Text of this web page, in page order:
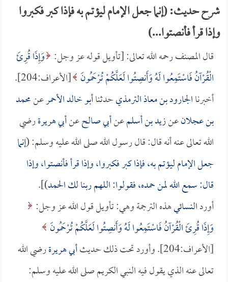
شرح حديث: (إنما جعل الإمام ليؤتم به فإذا كبر فكبروا
وإذا قرأ فأنصتوا...)
قال المصنف رحمه الله تعالى: [تأويل قوله عز وجل: وَإِذَا قُرِئَ
الْقُرْآنُ فَاسْتَمِعُوا لَهُ وَأَنصِتُوا لَعَلَّكُمْ تُرْحَمُونَ [الأعراف:204].
أخبرناالجارود بن معاذ الترمذيحدثناأبو خالد الأحمرعنمحمد
بن عجلانعنزيد بن أسلمعنأبي صالحعنأبي هريرةرضي
الله تعالى عنه أنه قال: قال رسول الله صلى الله عليه وسلم: (إنما
جعل الإمام ليؤتم به، فإذا كبر فكبروا، وإذا قرأ فأنصتوا، وإذا
قال: سمع الله لمن حمده، فقولوا: اللهم ربنا لك الحمد)].
أوردالنسائيهذه الترجمة وهي: تأويل قول الله عز وجل:
وَإِذَا قُرِئَ الْقُرْآنُ فَاسْتَمِعُوا لَهُ وَأَنصِتُوا لَعَلَّكُمْ تُرْحَمُونَ
[الأعراف:204]. وأورد تحت ذلك حديث
أبي هريرةرضي الله
تعالى عنه الذي يقول فيه النبي الكريم صلى الله عليه وسلم: